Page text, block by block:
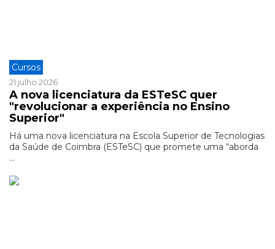
Cursos
21 julho 2026
A nova licenciatura da ESTeSC quer
"revolucionar a experiência no Ensino
Superior"
Há uma nova licenciatura na Escola Superior de Tecnologias
da Saúde de Coimbra (ESTeSC) que promete uma “aborda
...